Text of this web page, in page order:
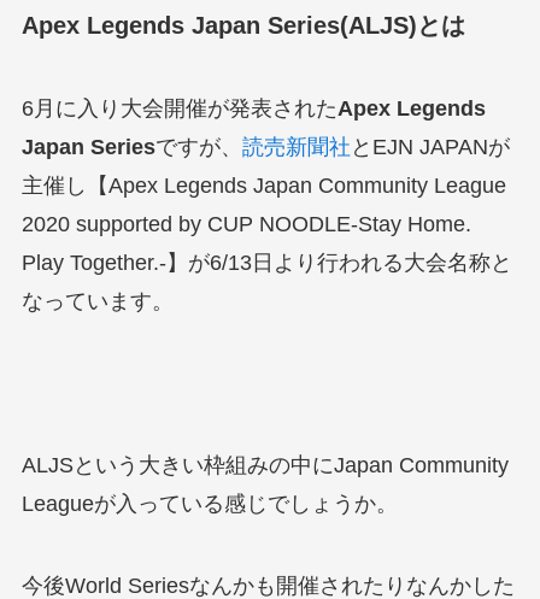
Apex Legends Japan Series(ALJS)とは
6月に入り大会開催が発表されたApex Legends
Japan Seriesですが、 読売新聞社 とEJN JAPANが
主催し【Apex Legends Japan Community League
2020 supported by CUP NOODLE-Stay Home.
Play Together.-】が6/13日より行われる大会名称と
なっています。
ALJSという大きい枠組みの中にJapan Community
Leagueが入っている感じでしょうか。
今後World Seriesなんかも開催されたりなんかした